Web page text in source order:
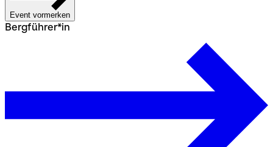
Event vormerken
Bergführer*in